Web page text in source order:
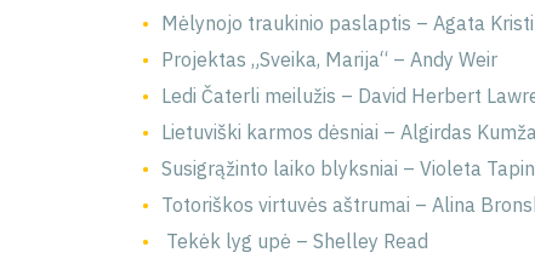
Mėlynojo traukinio paslaptis – Agata Kristi
Projektas „Sveika, Marija“ – Andy Weir
Ledi Čaterli meilužis – David Herbert
Lietuviški karmos dėsniai – Algirdas
Susigrąžinto laiko blyksniai – Violeta
Totoriškos virtuvės aštrumai – Alina
Tekėk lyg upė – Shelley Read